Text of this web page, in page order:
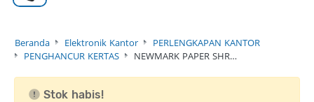
Beranda Elektronik Kantor
PERLENGKAPAN KANTOR
PENGHANCUR KERTAS
NEWMARK PAPER SHR…
Stok habis!